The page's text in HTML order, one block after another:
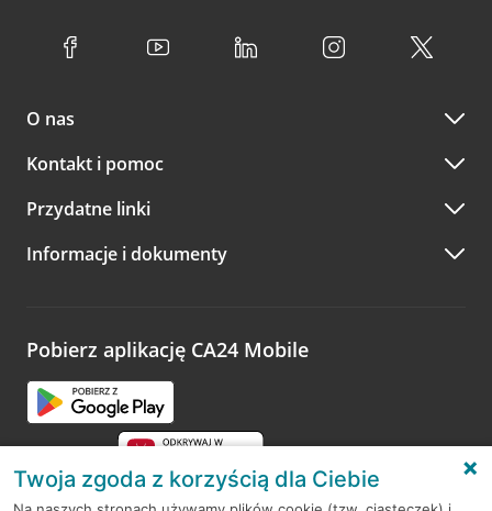
O nas
Kontakt i pomoc
Przydatne linki
Informacje i dokumenty
Pobierz aplikację CA24 Mobile
Twoja zgoda z korzyścią dla Ciebie